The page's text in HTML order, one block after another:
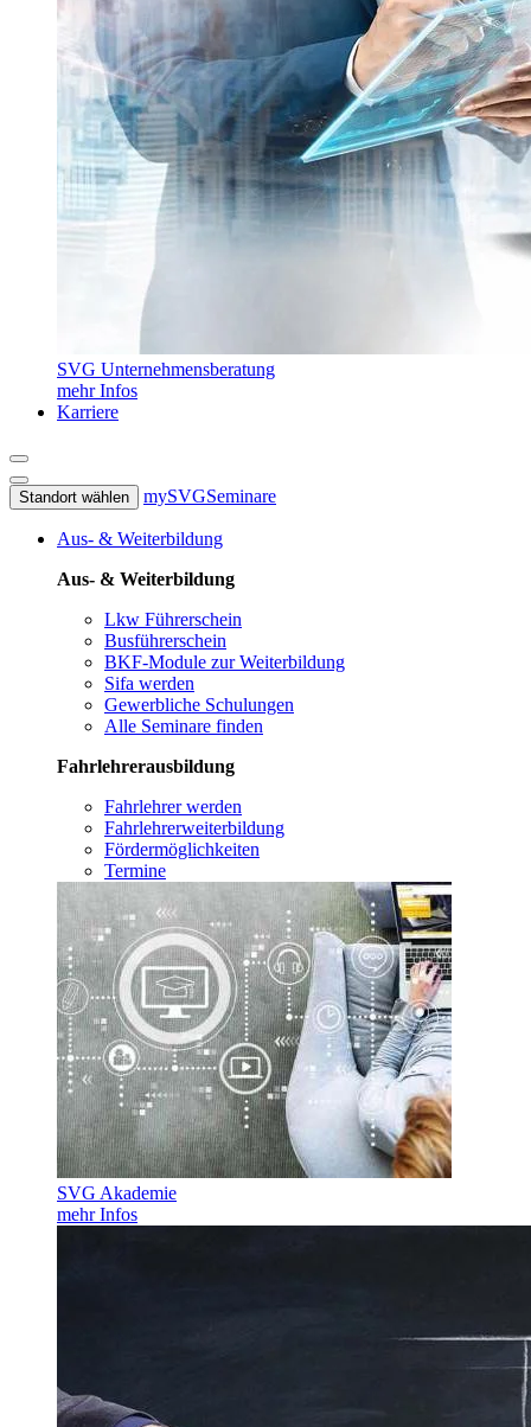
SVG Unternehmensberatung
mehr Infos
Karriere
Standort wählen mySVGSeminare
Aus- & Weiterbildung
Aus- & Weiterbildung
Lkw Führerschein
Busführerschein
BKF-Module zur Weiterbildung
Sifa werden
Gewerbliche Schulungen
Alle Seminare finden
Fahrlehrerausbildung
Fahrlehrer werden
Fahrlehrerweiterbildung
Fördermöglichkeiten
Termine
SVG Akademie
mehr Infos